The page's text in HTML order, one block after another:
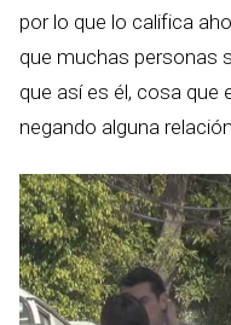
por lo que lo califica
que muchas personas
que así es él, cosa
negando alguna